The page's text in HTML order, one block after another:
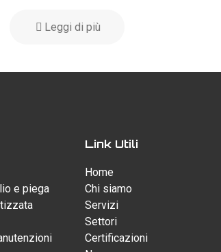
Leggi di più
e piega
Link Utili
Home
Chi siamo
Servizi
Settori
Certificazioni